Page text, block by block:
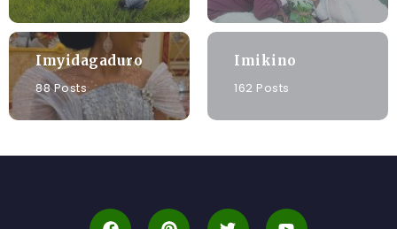
Imyidagaduro
88 Posts
Imikino
162 Posts